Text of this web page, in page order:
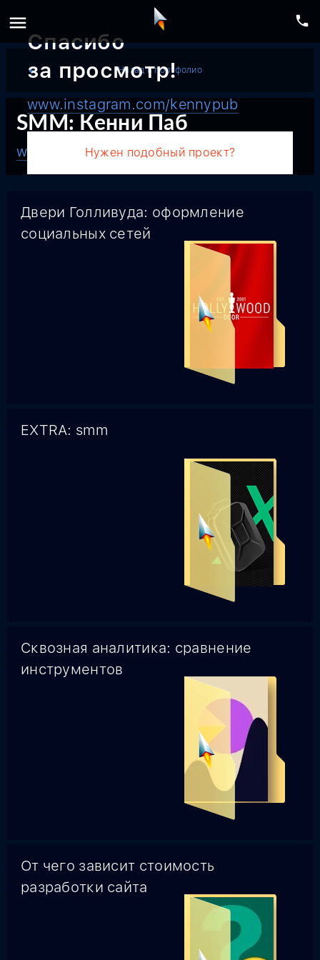
menu phone
arrow_back Назад в портфолио
SMM: Кенни Паб
www.instagram.com/kennypub
Спасибо
за просмотр!
www.instagram.com/kennypub
Нужен подобный проект?
Двери Голливуда: оформление
социальных сетей
EXTRA: smm
Cквозная аналитика: сравнение
инструментов
От чего зависит стоимость
разработки сайта